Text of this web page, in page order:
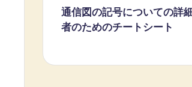
通信図の記号についての詳
者のためのチートシート